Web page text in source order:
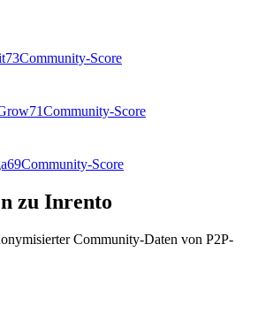
73Community-Score
71Community-Score
69Community-Score
zu Inrento
Community-Daten von P2P-